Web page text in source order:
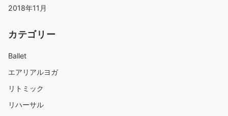
2018年11月
カテゴリー
Ballet
エアリアルヨガ
リトミック
リハーサル